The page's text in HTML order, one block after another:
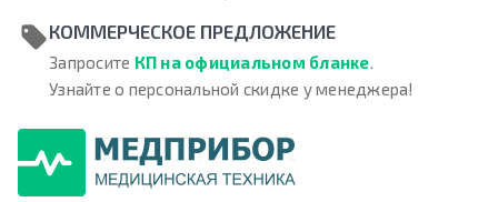
КОММЕРЧЕСКОЕ ПРЕДЛОЖЕНИЕ
Запросите КП на официальном бланке.
Узнайте о персональной скидке у менеджера!